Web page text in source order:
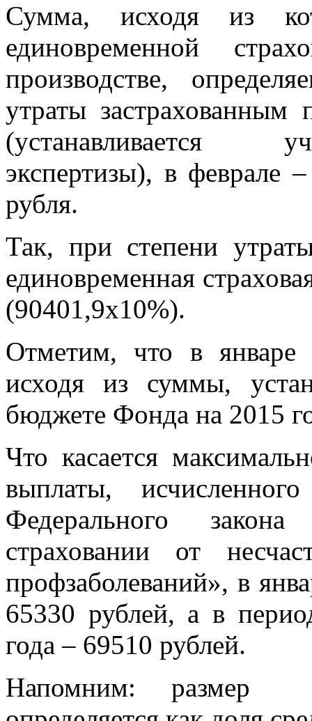
Сумма, исходя из
единовременной
производстве,
утраты застрахованным
(устанавливается
экспертизы), в феврале
рубля.
Так, при степени
единовременная
(90401,9х10%).
Отметим, что в январе
исходя из суммы,
бюджете Фонда на 2015
Что касается
выплаты,
Федерального
страховании от
профзаболеваний», в
65330 рублей, а в
года – 69510 рублей.
Напомним: размер